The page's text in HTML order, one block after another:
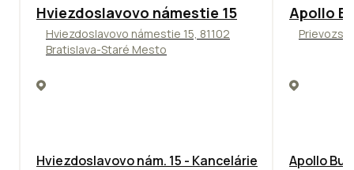
ODPORÚČAME
Hviezdoslavovo námestie 15
Hviezdoslavovo námestie 15, 81102
Bratislava-Staré Mesto
Hviezdoslavovo nám. 15 - Kancelárie
TOP
Apollo
Apollo